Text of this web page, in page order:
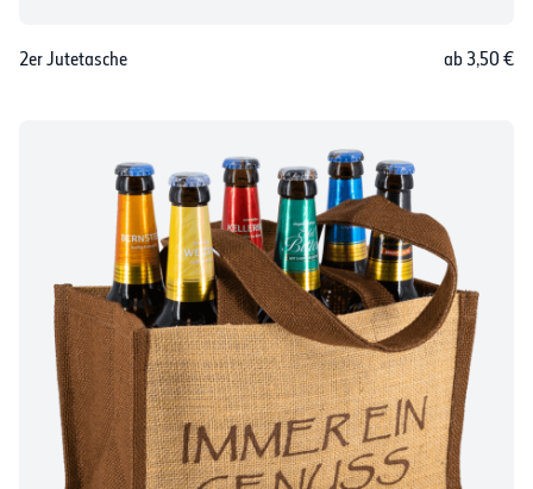
2er Jutetasche ab 3,50 €